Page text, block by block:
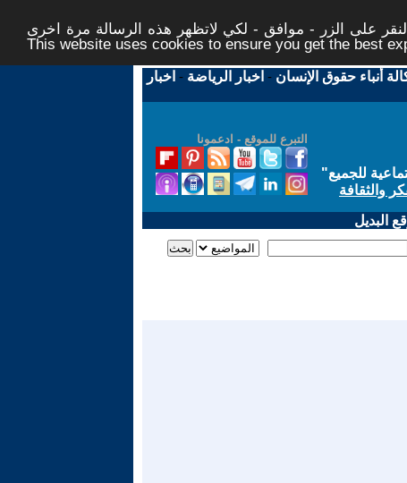
على الزر - موافق - لكي لاتظهر هذه الرسالة مرة اخرى -
This website uses cookies to ensure you get the best
أنباء حقوق الإنسان - اخبار الرياضة - اخبار
التبرع للموقع - ادعمونا
للجميع"
والثقافة
البديل